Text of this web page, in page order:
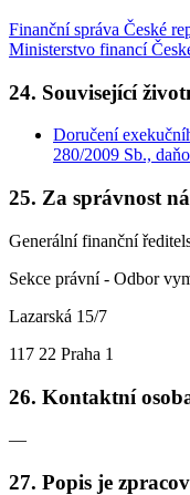
Finanční správa České
Ministerstvo financí
24. Související
Doručení
280/2009 Sb.,
25. Za správnost
Generální finanční
Sekce právní - Odbor
Lazarská 15/7
117 22 Praha 1
26. Kontaktní
—
27. Popis je